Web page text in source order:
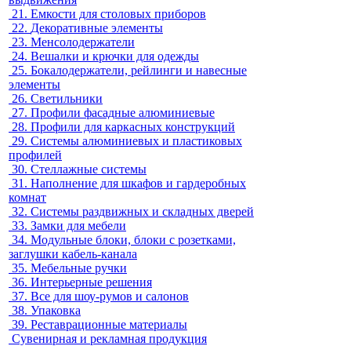
21. Емкости для столовых приборов
22. Декоративные элементы
23. Менсолодержатели
24. Вешалки и крючки для одежды
25. Бокалодержатели, рейлинги и навесные
элементы
26. Светильники
27. Профили фасадные алюминиевые
28. Профили для каркасных конструкций
29. Системы алюминиевых и пластиковых
профилей
30. Стеллажные системы
31. Наполнение для шкафов и гардеробных
комнат
32. Системы раздвижных и складных дверей
33. Замки для мебели
34. Модульные блоки, блоки с розетками,
заглушки кабель-канала
35. Мебельные ручки
36. Интерьерные решения
37. Все для шоу-румов и салонов
38. Упаковка
39. Реставрационные материалы
Сувенирная и рекламная продукция